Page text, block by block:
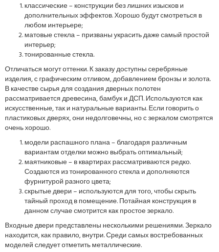
классические – конструкции без лишних изысков и
дополнительных эффектов. Хорошо будут смотреться в
любом интерьере;
матовые стекла – призваны украсить даже самый простой
интерьер;
тонированные стекла.
Отличаться могут оттенки. К заказу доступны серебряные
изделия, с графическим отливом, добавлением бронзы и золота.
В качестве сырья для создания дверных полотен
рассматривается древесина, бамбук и ДСП. Используются как
искусственные, так и натуральные варианты. Если говорить о
пластиковых дверях, они недолговечны, но с зеркалом смотрятся
очень хорошо.
модели распашного плана – благодаря различным
вариантам отделки можно выбрать оптимальный;
маятниковые – в квартирах рассматриваются редко.
Создаются из тонированного стекла и дополняются
фурнитурой разного цвета;
скрытые двери – используются для того, чтобы скрыть
тайный проход в помещение. Потайная конструкция в
данном случае смотрится как простое зеркало.
Входные двери представлены несколькими решениями. Зеркало
находится, как правило, внутри. Среди самых востребованных
моделей следует отметить металлические.